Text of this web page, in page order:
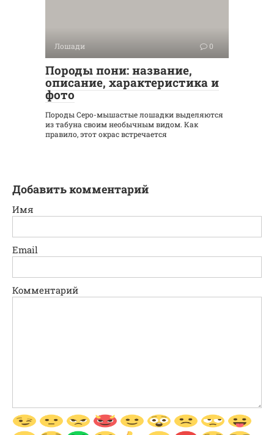
Лошади 0
Породы пони: название,
описание, характеристика и
фото
Породы Серо-мышастые лошадки выделяются
из табуна своим необычным видом. Как
правило, этот окрас встречается
Добавить комментарий
Имя
Email
Комментарий